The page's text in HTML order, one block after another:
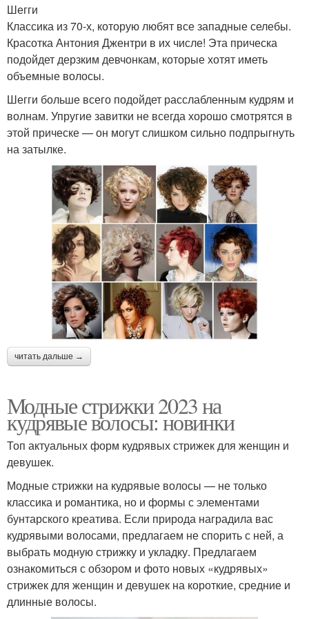
Шегги
Классика из 70-х, которую любят все западные селебы.
Красотка Антония Джентри в их числе! Эта прическа
подойдет дерзким девчонкам, которые хотят иметь
объемные волосы.
Шегги больше всего подойдет расслабленным кудрям и
волнам. Упругие завитки не всегда хорошо смотрятся в
этой прическе — он могут слишком сильно подпрыгнуть
на затылке.
читать дальше →
Модные стрижки 2023 на
кудрявые волосы: новинки
Топ актуальных форм кудрявых стрижек для женщин и
девушек.
Модные стрижки на кудрявые волосы — не только
классика и романтика, но и формы с элементами
бунтарского креатива. Если природа наградила вас
кудрявыми волосами, предлагаем не спорить с ней, а
выбрать модную стрижку и укладку.⁣⁣ Предлагаем
ознакомиться с обзором и фото новых «кудрявых»
стрижек для женщин и девушек на короткие, средние и
длинные волосы.